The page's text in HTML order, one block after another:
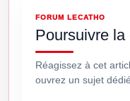
FORUM LECATHO
Poursuivre la
Réagissez à cet
ouvrez un sujet